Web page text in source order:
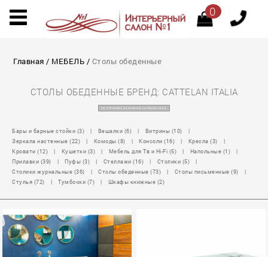
0
Главная / МЕБЕЛЬ / Столы обеденные
СТОЛЫ ОБЕДЕННЫЕ БРЕНД: CATTELAN ITALIA
НА СТРАНИЦУ КАТАЛОГОВ CATTELAN ITALIA
Бары и барные стойки (3) | Вешалки (6) | Витрины (10)
|
Зеркала настенные (22)
| Комоды (8) | Консоли (16) | Кресла (3)
|
Кровати (12)
| Кушетки (3) | Мебель для Тв и Hi-Fi (5) | Напольные (1)
|
Прилавки (39)
| Пуфы (3) | Стеллажи (16) | Столики (5)
|
Столики журнальные (36)
| Столы обеденные (73) | Столы письменные (9)
|
Стулья (72)
| Тумбочки (7) | Шкафы книжные (2)